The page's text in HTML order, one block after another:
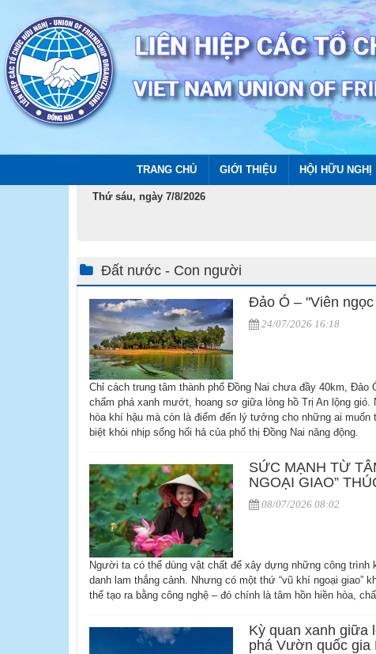
TRANG CHỦ GIỚI THIỆU HỘI HỮU NGHỊ
Thứ sáu, ngày 7/8/2026
Đất nước - Con người
Đảo Ó – "Viên
24/07/2026 16:18
Chỉ cách trung tâm thành phố Đồng Nai chưa đầy 40km, Đảo
chấm phá xanh mướt, hoang sơ giữa lòng hồ Trị An lộng
hòa khí hậu mà còn là điểm đến lý tưởng cho những ai
biệt khỏi nhịp sống hối hả của phố thị Đồng Nai năng động.
SỨC MẠNH TỪ
NGOẠI GIAO”
08/07/2026 08:02
Người ta có thể dùng vật chất để xây dựng những công trình
danh lam thắng cảnh. Nhưng có một thứ “vũ khí ngoại giao”
thể tạo ra bằng công nghệ – đó chính là tâm hồn hiền hòa,
Kỳ quan xanh giữa
phá Vườn quốc gia